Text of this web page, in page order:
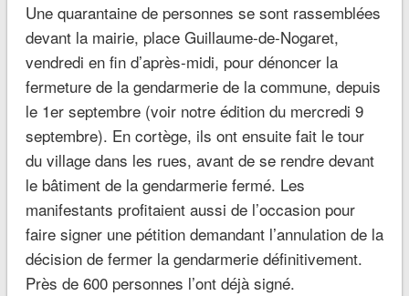
Une quarantaine de personnes se sont rassemblées
devant la mairie, place Guillaume-de-Nogaret,
vendredi en fin d’après-midi, pour dénoncer la
fermeture de la gendarmerie de la commune, depuis
le 1er septembre (voir notre édition du mercredi 9
septembre). En cortège, ils ont ensuite fait le tour
du village dans les rues, avant de se rendre devant
le bâtiment de la gendarmerie fermé. Les
manifestants profitaient aussi de l’occasion pour
faire signer une pétition demandant l’annulation de la
décision de fermer la gendarmerie définitivement.
Près de 600 personnes l’ont déjà signé.